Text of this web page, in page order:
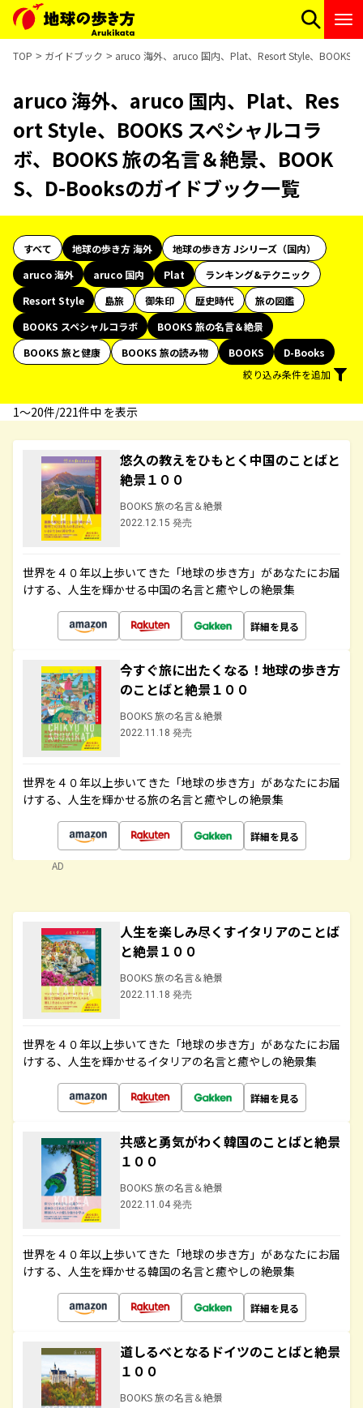
TOP ガイドブック aruco 海外、aruco 国内、Plat、Resort Style、BOOKS
aruco 海外、aruco 国内、Plat、Res
ort Style、BOOKS スペシャルコラ
ボ、BOOKS 旅の名言＆絶景、BOOK
S、D-Booksのガイドブック一覧
すべて 地球の歩き方 海外
地球の歩き方 Jシリーズ（国内）
aruco 海外
aruco 国内 Plat
ランキング&テクニック
Resort Style
島旅 御朱印 歴史時代
旅の図鑑
BOOKS スペシャルコラボ
BOOKS 旅の名言＆絶景
BOOKS 旅と健康
BOOKS 旅の読み物 BOOKS
D-Books
絞り込み条件を追加
1〜20件/221件中 を表示
悠久の教えをひもとく中国のことばと
絶景１００
BOOKS 旅の名言＆絶景
2022.12.15 発売
世界を４０年以上歩いてきた「地球の歩き方」があなたにお届
けする、人生を輝かせる中国の名言と癒やしの絶景集
詳細を見る
今すぐ旅に出たくなる！地球の歩き方
のことばと絶景１００
BOOKS 旅の名言＆絶景
2022.11.18 発売
世界を４０年以上歩いてきた「地球の歩き方」があなたにお届
けする、人生を輝かせる旅の名言と癒やしの絶景集
詳細を見る
AD
人生を楽しみ尽くすイタリアのことば
と絶景１００
BOOKS 旅の名言＆絶景
2022.11.18 発売
世界を４０年以上歩いてきた「地球の歩き方」があなたにお届
けする、人生を輝かせるイタリアの名言と癒やしの絶景集
詳細を見る
共感と勇気がわく韓国のことばと絶景
１００
BOOKS 旅の名言＆絶景
2022.11.04 発売
世界を４０年以上歩いてきた「地球の歩き方」があなたにお届
けする、人生を輝かせる韓国の名言と癒やしの絶景集
詳細を見る
道しるべとなるドイツのことばと絶景
１００
BOOKS 旅の名言＆絶景